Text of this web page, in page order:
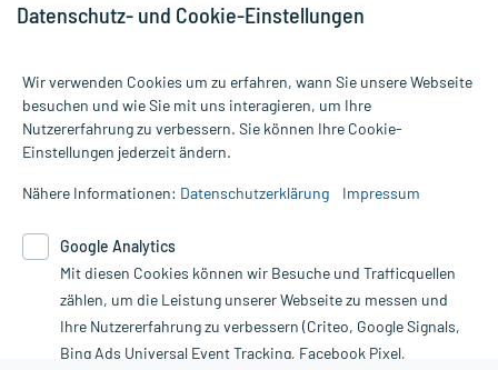
Alle Preise gelten inkl. MwSt., ggf. zzgl. Versandkosten
Informationen auf dieser Website werden ausschließlich für
die Untersuchung und Behandlung durch einen Arzt. Bitte
Therapien eingeleitet werden können. | Diese Webseite benutzt
Google Analytics. Lesen Sie bitte dazu die wichtigen Hinweise in
unserer Datenschutzerklärung. Für den Widerruf einer Bestellung
nutzen Sie das Formular:
Datenschutz- und Cookie-Einstellungen
Wir verwenden Cookies um zu erfahren, wann Sie unsere Webseite
besuchen und wie Sie mit uns interagieren, um Ihre
Nutzererfahrung zu verbessern. Sie können Ihre Cookie-
Einstellungen jederzeit ändern.
Nähere Informationen: Datenschutzerklärung Impressum
Google Analytics
Mit diesen Cookies können wir Besuche und Trafficquellen
zählen, um die Leistung unserer Webseite zu messen und
Ihre Nutzererfahrung zu verbessern (Criteo, Google Signals,
Bing Ads Universal Event Tracking, Facebook Pixel,